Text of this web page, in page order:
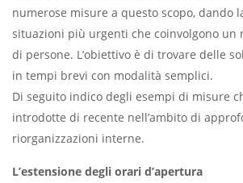
numerose misure a questo scopo, dando
situazioni più urgenti che coinvolgono un
di persone. L’obiettivo è di trovare delle
in tempi brevi con modalità semplici.
Di seguito indico degli esempi di misure
introdotte di recente nell’ambito di
riorganizzazioni interne.
L’estensione degli orari d’apertura